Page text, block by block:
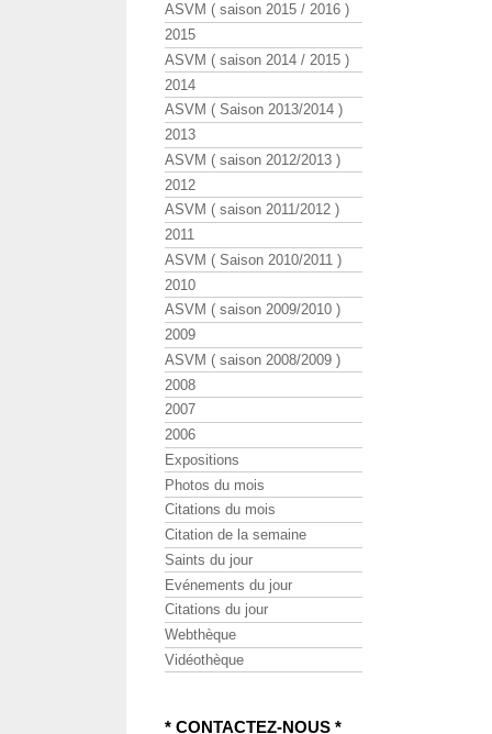
ASVM ( saison 2015 / 2016 )
2015
ASVM ( saison 2014 / 2015 )
2014
ASVM ( Saison 2013/2014 )
2013
ASVM ( saison 2012/2013 )
2012
ASVM ( saison 2011/2012 )
2011
ASVM ( Saison 2010/2011 )
2010
ASVM ( saison 2009/2010 )
2009
ASVM ( saison 2008/2009 )
2008
2007
2006
Expositions
Photos du mois
Citations du mois
Citation de la semaine
Saints du jour
Evénements du jour
Citations du jour
Webthèque
Vidéothèque
* CONTACTEZ-NOUS *